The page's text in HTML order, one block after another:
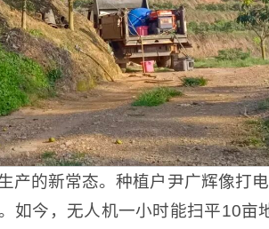
的新常态。种植户尹广辉像打
如今，无人机一小时能扫平10亩